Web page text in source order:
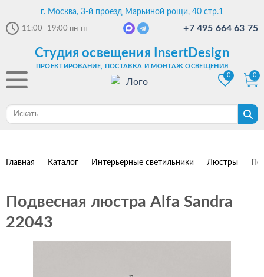
г. Москва, 3-й проезд Марьиной рощи, 40 стр.1
11:00–19:00 пн-пт +7 495 664 63 75
Студия освещения InsertDesign
ПРОЕКТИРОВАНИЕ, ПОСТАВКА И МОНТАЖ ОСВЕЩЕНИЯ
0
0
Главная Каталог Интерьерные светильники Люстры
Подвесная люстра Alfa Sandra
22043